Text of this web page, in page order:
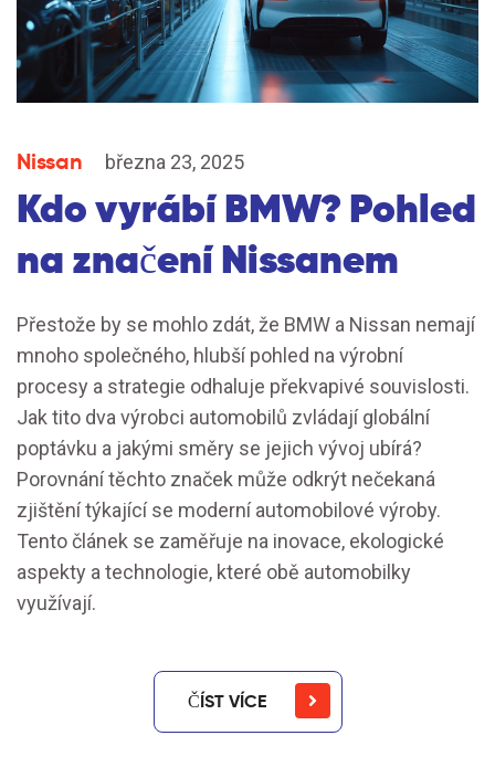
Nissan března 23, 2025
Kdo vyrábí BMW? Pohled
na značení Nissanem
Přestože by se mohlo zdát, že BMW a Nissan nemají
mnoho společného, hlubší pohled na výrobní
procesy a strategie odhaluje překvapivé souvislosti.
Jak tito dva výrobci automobilů zvládají globální
poptávku a jakými směry se jejich vývoj ubírá?
Porovnání těchto značek může odkrýt nečekaná
zjištění týkající se moderní automobilové výroby.
Tento článek se zaměřuje na inovace, ekologické
aspekty a technologie, které obě automobilky
využívají.
ČÍST VÍCE